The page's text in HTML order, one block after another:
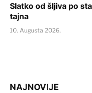
Slatko od šljiva po
tajna
10. Augusta 2026.
NAJNOVIJE